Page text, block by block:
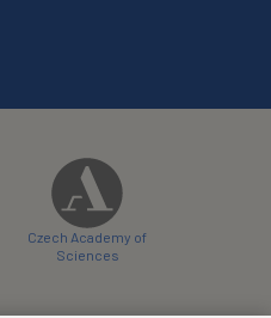
Czech Academy of
Sciences